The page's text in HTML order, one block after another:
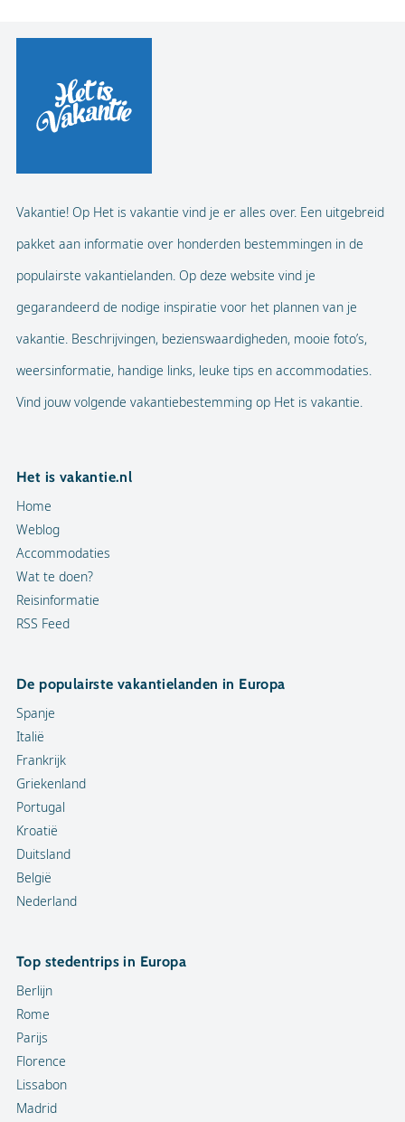
Vakantie! Op Het is vakantie vind je er alles over. Een uitgebreid
pakket aan informatie over honderden bestemmingen in de
populairste vakantielanden. Op deze website vind je
gegarandeerd de nodige inspiratie voor het plannen van je
vakantie. Beschrijvingen, bezienswaardigheden, mooie foto’s,
weersinformatie, handige links, leuke tips en accommodaties.
Vind jouw volgende vakantiebestemming op Het is vakantie.
Het is vakantie.nl
Home
Weblog
Accommodaties
Wat te doen?
Reisinformatie
RSS Feed
De populairste vakantielanden in Europa
Spanje
Italië
Frankrijk
Griekenland
Portugal
Kroatië
Duitsland
België
Nederland
Top stedentrips in Europa
Berlijn
Rome
Parijs
Florence
Lissabon
Madrid